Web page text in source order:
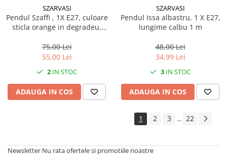
SZARVASI
Pendul Szaffi , 1X E27, culoare
sticla orange in degradeu,
75,00 Lei
55,00 Lei
2 IN STOC
ADAUGA IN COS
SZARVASI
Pendul Issa albastru, 1 X E27,
lungime calbu 1 m
48,00 Lei
34,99 Lei
3 IN STOC
ADAUGA IN COS
1 2 3 ... 22
Newsletter Nu rata ofertele si promotiile noastre